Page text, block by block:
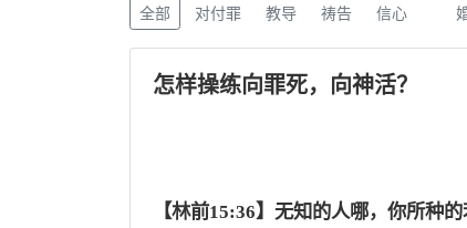
全部 对付罪 教导 祷告 信心
怎样操练向罪死，向神活？
【林前15:36】无知的人哪，你所种的